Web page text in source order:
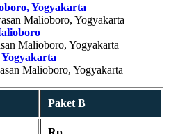
Yogyakarta
Malioboro, Yogyakarta
Malioboro, Yogyakarta
Malioboro, Yogyakarta
Paket B